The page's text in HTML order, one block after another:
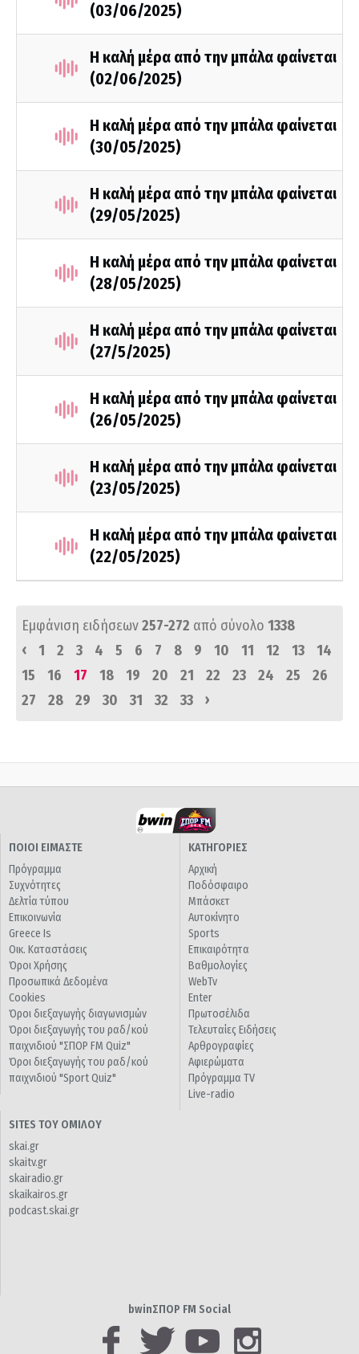
(03/06/2025)
Η καλή μέρα από την μπάλα φαίνεται
(02/06/2025)
Η καλή μέρα από την μπάλα φαίνεται
(30/05/2025)
Η καλή μέρα από την μπάλα φαίνεται
(29/05/2025)
Η καλή μέρα από την μπάλα φαίνεται
(28/05/2025)
Η καλή μέρα από την μπάλα φαίνεται
(27/5/2025)
Η καλή μέρα από την μπάλα φαίνεται
(26/05/2025)
Η καλή μέρα από την μπάλα φαίνεται
(23/05/2025)
Η καλή μέρα από την μπάλα φαίνεται
(22/05/2025)
Εμφάνιση ειδήσεων257-272 από σύνολο 1338
‹
1 2 3 4 5 6 7 8 9 10 11 12 13
14
15
16 17 18 19 20 21 22 23 24 25
26
27
28 29 30 31 32 33 ›
ΠΟΙΟΙ ΕΙΜΑΣΤΕ
Πρόγραμμα
Συχνότητες
Δελτία τύπου
Επικοινωνία
Greece Is
Οικ. Καταστάσεις
Όροι Χρήσης
Προσωπικά Δεδομένα
Cookies
Όροι διεξαγωγής διαγωνισμών
Όροι διεξαγωγής του ραδ/κού
παιχνιδιού "ΣΠΟΡ FM Quiz"
Όροι διεξαγωγής του ραδ/κού
παιχνιδιού "Sport Quiz"
ΚΑΤΗΓΟΡΙΕΣ
Αρχική
Ποδόσφαιρο
Μπάσκετ
Αυτοκίνητο
Sports
Επικαιρότητα
Βαθμολογίες
WebTv
Enter
Πρωτοσέλιδα
Τελευταίες Ειδήσεις
Αρθρογραφίες
Αφιερώματα
Πρόγραμμα TV
Live-radio
SITES ΤΟΥ ΟΜΙΛΟΥ
skai.gr
skaitv.gr
skairadio.gr
skaikairos.gr
podcast.skai.gr
bwinΣΠΟΡ FM Social